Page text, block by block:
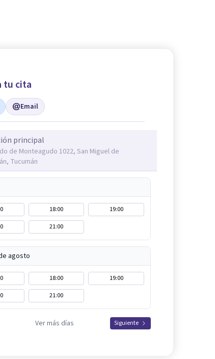
tu cita
Email
principal
de Monteagudo 1022, San Miguel de
Tucumán
18:00
19:00
21:00
agosto
18:00
19:00
21:00
Ver más días Siguiente